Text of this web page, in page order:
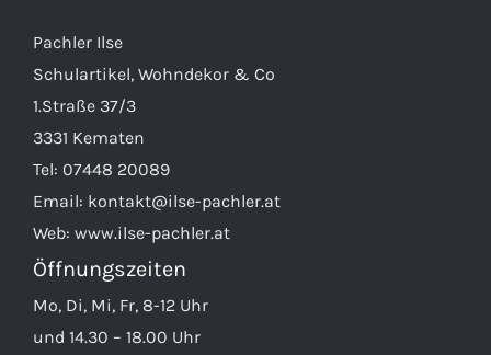
Pachler Ilse
Schulartikel, Wohndekor & Co
1.Straße 37/3
3331 Kematen
Tel: 07448 20089
Email: kontakt@ilse-pachler.at
Web: www.ilse-pachler.at
Öffnungszeiten
Mo, Di, Mi, Fr, 8-12 Uhr
und 14.30 – 18.00 Uhr